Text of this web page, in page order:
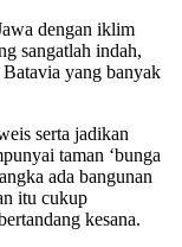
dengan iklim
sangatlah indah,
Batavia yang banyak
serta jadikan
taman ‘bunga
ada bangunan
itu cukup
kesana.